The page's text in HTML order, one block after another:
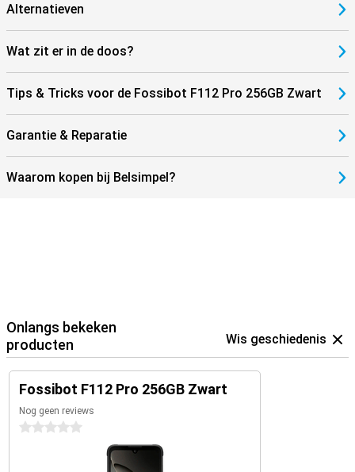
Het toestel beschikt over een groot HD+ scherm van ongeveer 6.88
inch, waardoor je comfortabel video’s kijkt en apps gebruikt. Alles is
duidelijk zichtbaar, zelfs buiten. Dankzij 5G-internet ben je klaar
voor snelle downloads en vloeiend streamen. Je blijft altijd
verbonden, waar je ook bent. Dit maakt de Fossibot F112 Pro niet
alleen robuust, maar ook modern en gebruiksvriendelijk. Een ideale
combinatie van kracht, snelheid en betrouwbaarheid in een
smartphone.
Alternatieven
Wat zit er in de doos?
Tips & Tricks voor de Fossibot F112 Pro 256GB Zwart
Garantie & Reparatie
Waarom kopen bij Belsimpel?
Onlangs bekeken
producten
Wis geschiedenis
Fossibot F112 Pro 256GB Zwart
Nog geen reviews
0 sterren